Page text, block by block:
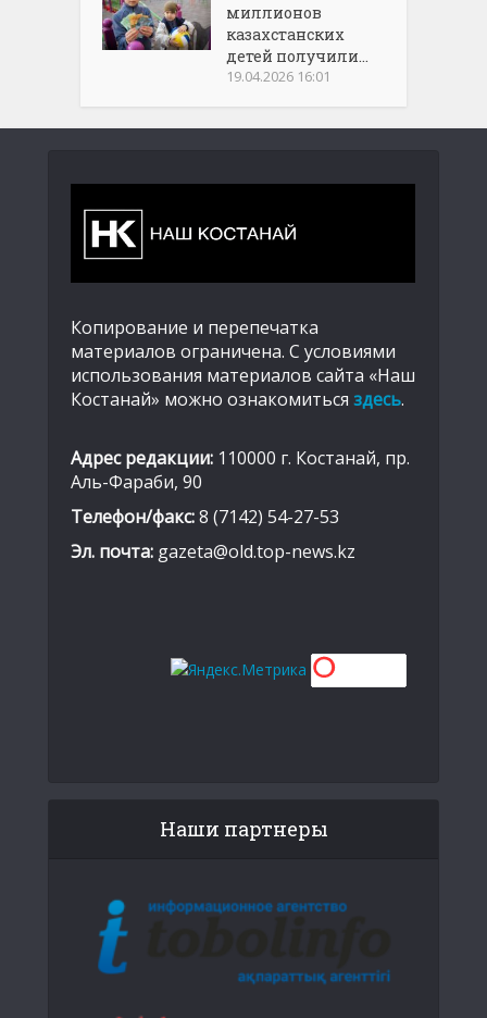
миллионов
казахстанских
детей получили...
19.04.2026 16:01
Копирование и перепечатка
материалов ограничена. С условиями
использования материалов сайта «Наш
Костанай» можно ознакомиться здесь.
Адрес редакции: 110000 г. Костанай, пр.
Аль-Фараби, 90
Телефон/факс:8 (7142) 54-27-53
Эл. почта: gazeta@old.top-news.kz
Наши партнеры